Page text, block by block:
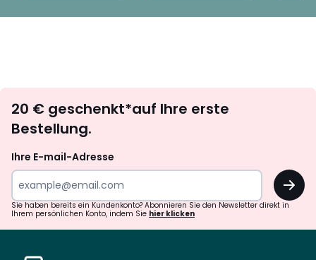
abonnieren
20 € geschenkt*auf Ihre erste
Bestellung.
Ihre E-mail-Adresse
OK
Sie haben bereits ein Kundenkonto? Abonnieren Sie den Newsletter direkt in
Ihrem persönlichen Konto, indem Sie hier klicken